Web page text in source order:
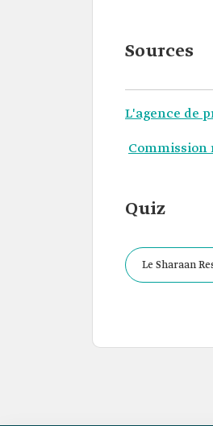
Sources
L'agence de
Commission
Quiz
Le Sharaan